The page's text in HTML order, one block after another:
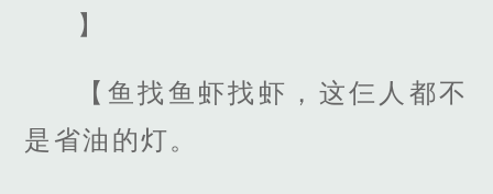
】
【鱼找鱼虾找虾，这仨人都不
是省油的灯。